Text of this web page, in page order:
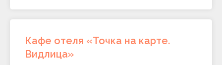
Кафе отеля «Точка на карте.
Видлица»